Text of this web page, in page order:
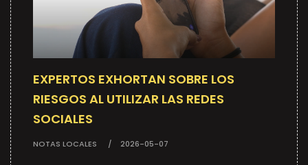
EXPERTOS EXHORTAN SOBRE LOS
RIESGOS AL UTILIZAR LAS REDES
SOCIALES
NOTAS LOCALES 2026-05-07